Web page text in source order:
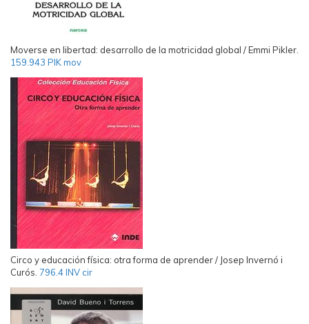
Moverse en libertad: desarrollo de la motricidad global / Emmi Pikler.
159.943 PIK mov
Circo y educación física: otra forma de aprender / Josep Invernó i
Curós. 796.4 INV cir